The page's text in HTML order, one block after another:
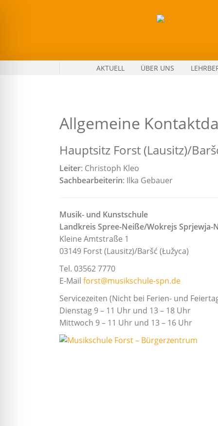
und
kreative
Freude
und
Begabungen
einem
vielfältigen
AKTUELL ÜBER UNS
Allgemeine
Hauptsitz Forst (Lausitz)/
Leiter: Christoph Kleo
Sachbearbeiterin: Ilka Gebauer
Musik- und Kunstschule
Landkreis Spree-Neiße/Wokrejs Sprjewja-
Kleine Amtstraße 1
03149 Forst (Lausitz)/Baršć (Łužyca)
Tel. 03562 7770
E-Mail forst@musikschule-spn.de
Servicezeiten (Nicht bei Ferien- und
Dienstag 9 – 11 Uhr und 13 – 18 Uhr
Mittwoch 9 – 11 Uhr und 13 – 16 Uhr